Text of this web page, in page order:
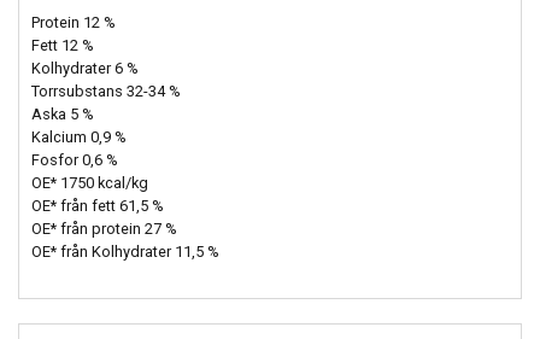
Protein 12 %
Fett 12 %
Kolhydrater 6 %
Torrsubstans 32-34 %
Aska 5 %
Kalcium 0,9 %
Fosfor 0,6 %
OE* 1750 kcal/kg
OE* från fett 61,5 %
OE* från protein 27 %
OE* från Kolhydrater 11,5 %